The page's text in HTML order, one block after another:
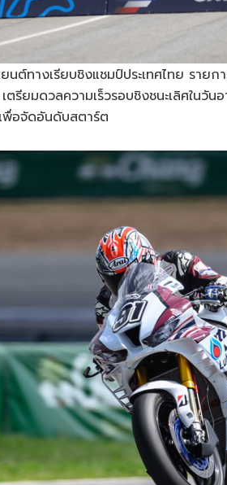
นต์ทางเรียบชิงแชมป์ประเทศไทย ราย
รียมดวลความเร็วรอบชิงชนะเลิศในวั
พื่อจัดอันดับสตาร์ต